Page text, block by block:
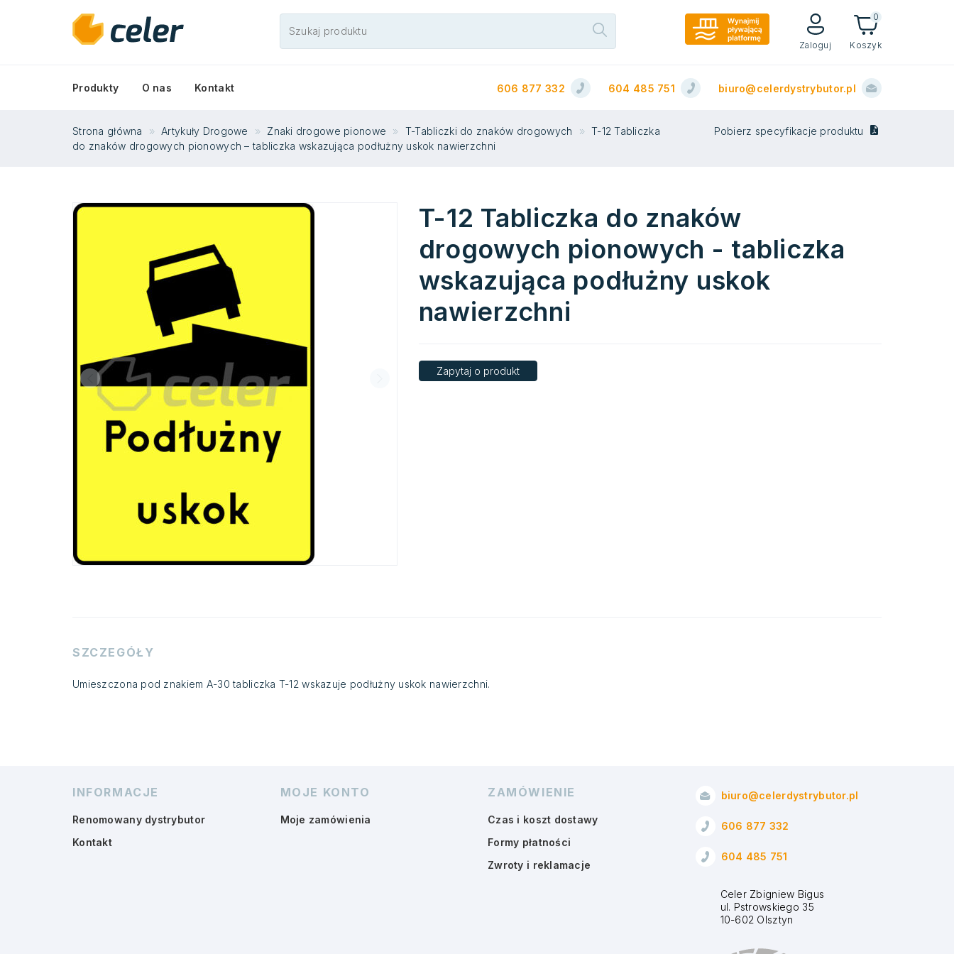
Zaloguj Koszyk
0
Produkty O nas Kontakt 606 877 332 604 485 751 biuro@celerdystrybutor.pl
Strona główna Artykuły Drogowe Znaki drogowe pionowe T-Tabliczki do znaków drogowych
T-12 Tabliczka
do znaków drogowych pionowych – tabliczka wskazująca podłużny uskok nawierzchni
Pobierz specyfikacje produktu
T-12 Tabliczka do znaków
drogowych pionowych - tabliczka
wskazująca podłużny uskok
nawierzchni
Zapytaj o produkt
SZCZEGÓŁY
Umieszczona pod znakiem A-30 tabliczka T-12 wskazuje podłużny uskok nawierzchni.
INFORMACJE
Renomowany dystrybutor
Kontakt
MOJE KONTO
Moje zamówienia
ZAMÓWIENIE
Czas i koszt dostawy
Formy płatności
Zwroty i reklamacje
biuro@celerdystrybutor.pl
606 877 332
604 485 751
Celer Zbigniew Bigus
ul. Pstrowskiego 35
10-602 Olsztyn